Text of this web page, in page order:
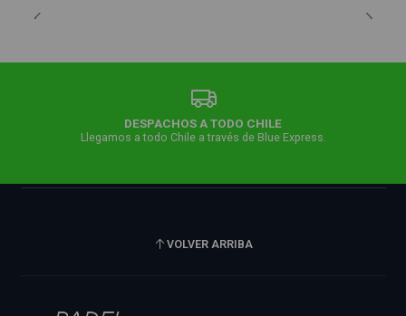
DESPACHOS A TODO CHILE
Llegamos a todo Chile a través de Blue Express.
VOLVER ARRIBA